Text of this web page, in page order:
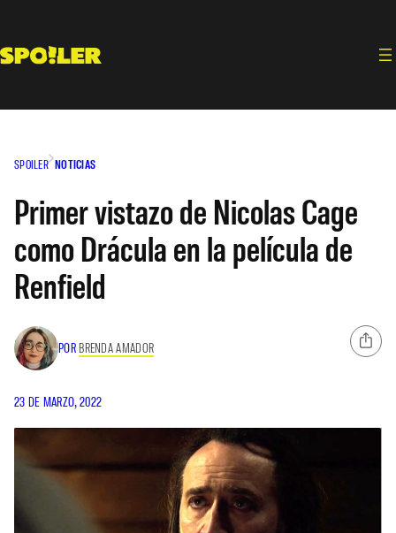
contenido
SPOILER NOTICIAS
Primer vistazo de Nicolas Cage
como Drácula en la película de
Renfield
POR BRENDA AMADOR
23 DE MARZO, 2022